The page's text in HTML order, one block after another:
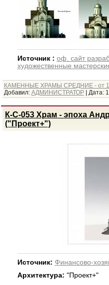
Источник : оф. сайт
художественные
КАМЕННЫЕ ХРАМЫ СРЕДНИЕ - от
Добавил: АДМИНИСТРАТОР| Дата:
К-С-053 Храм - эпоха
("Проект+")
Источник: Финансово-
Архитектура: "Проект+"